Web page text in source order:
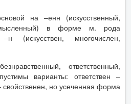
на –енн (искусственный,
в форме м. рода
(искусствен, многочислен,
ответственный,
варианты: ответствен –
свойственен, но усеченная форма